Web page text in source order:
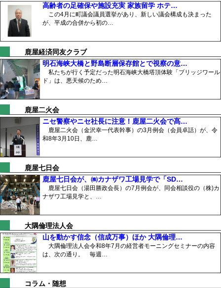
高齢者の足確保や施設充実 家族留学 ホテ…
この4月に町議会議員選挙があり、新しい議会構成も決まった
が、平成の合併から初の…
鹿屋経済同友クラブ
明石海峡大橋と野島断層保存館とで視察の意…
私たちが行く予定だった明石海峡大橋塔頂体験「ブリッジワール
ド」は、悪天候のため…
鹿屋二火会
ニセ警察やニセ社長に注意！鹿屋二火会で髙…
鹿屋二火会（金沢幸一代表幹事）の3月例会（会員卓話）が、令
和8年3月10日、鹿…
鹿屋七日会
鹿屋七日会が、㈱カナザワ工場見学で「SD…
鹿屋七日会（湯田勝政会長）の7月例会が、同会相談役の（株)カ
ナザワ工場見学と、…
大隅倫理法人会
山を動かす信念（信成万事）ほか 大隅倫理…
大隅倫理法人会令和8年7月の経営者モーニングセミナーの内容
は、次の通り。 毎週…
コラム・随想